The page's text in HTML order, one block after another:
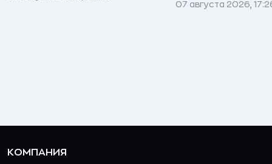
07 августа 2026,
КОМПАНИЯ